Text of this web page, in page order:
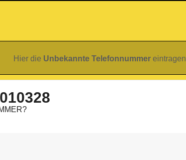
Hier die Unbekannte Telefonnummer eintragen